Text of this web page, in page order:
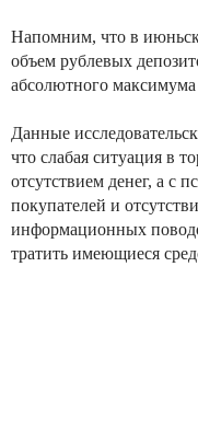
Напомним, что в
объем рублевых
абсолютного максимума
Данные
что слабая ситуация в
отсутствием денег, а с
покупателей и
информационных
тратить имеющиеся